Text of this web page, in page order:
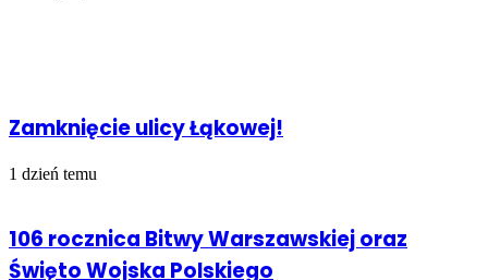
Zamknięcie ulicy Łąkowej!
1 dzień temu
106 rocznica Bitwy Warszawskiej oraz
Święto Wojska Polskiego